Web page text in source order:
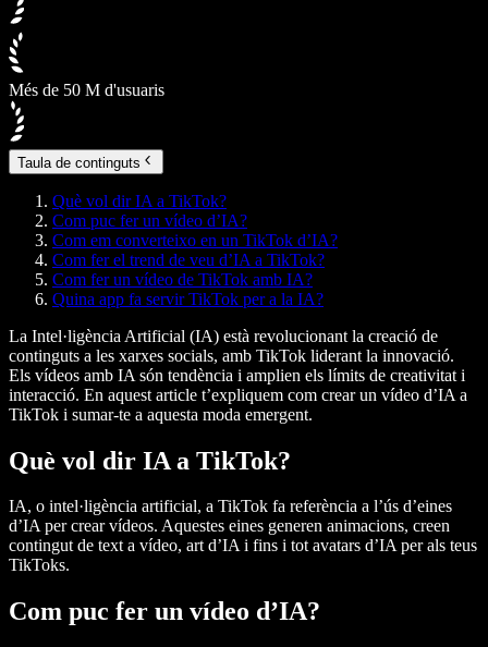
Més de 50 M d'usuaris
Taula de continguts
Què vol dir IA a TikTok?
Com puc fer un vídeo d’IA?
Com em converteixo en un TikTok d’IA?
Com fer el trend de veu d’IA a TikTok?
Com fer un vídeo de TikTok amb IA?
Quina app fa servir TikTok per a la IA?
La Intel·ligència Artificial (IA) està revolucionant la creació de
continguts a les xarxes socials, amb TikTok liderant la innovació.
Els vídeos amb IA són tendència i amplien els límits de creativitat i
interacció. En aquest article t’expliquem com crear un vídeo d’IA a
TikTok i sumar-te a aquesta moda emergent.
Què vol dir IA a TikTok?
IA, o intel·ligència artificial, a TikTok fa referència a l’ús d’eines
d’IA per crear vídeos. Aquestes eines generen animacions, creen
contingut de text a vídeo, art d’IA i fins i tot avatars d’IA per als teus
TikToks.
Com puc fer un vídeo d’IA?